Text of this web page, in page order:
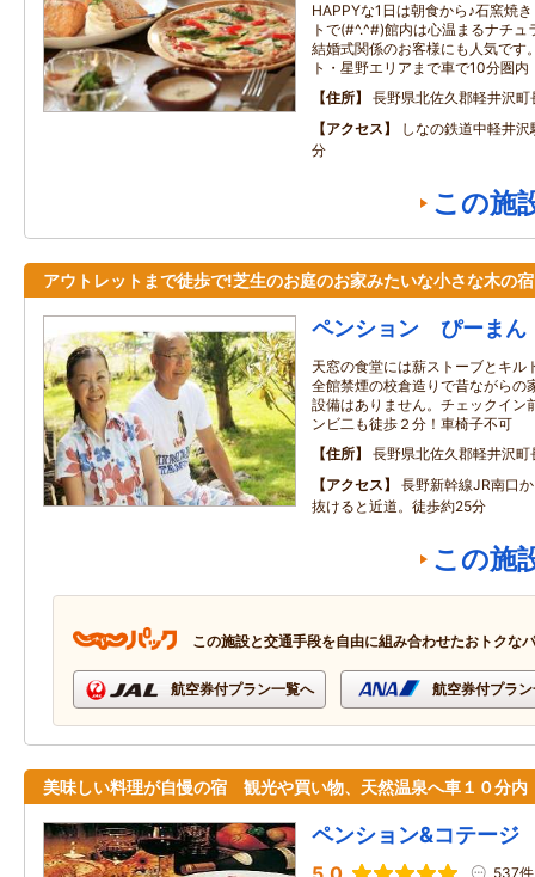
HAPPYな1日は朝食から♪石窯焼
トで(#^.^#)館内は心温まるナチ
結婚式関係のお客様にも人気です
ト・星野エリアまで車で10分圏内
住所
長野県北佐久郡軽井沢
アクセス
しなの鉄道中軽井
分
この施
アウトレットまで徒歩で!芝生のお庭のお家みたいな小さな木の
ペンション ぴーまん
天窓の食堂には薪ストーブとキル
全館禁煙の校倉造りで昔ながらの
設備はありません。チェックイン
ンビ二も徒歩２分！車椅子不可
住所
長野県北佐久郡軽井沢
アクセス
長野新幹線JR南口
抜けると近道。徒歩約25分
この施
この施設と交通手段を自由に組み合わせたおトクな
航空券付プラン一覧へ 航空券付プラ
美味しい料理が自慢の宿 観光や買い物、天然温泉へ車１０分内
ペンション&コテー
537件